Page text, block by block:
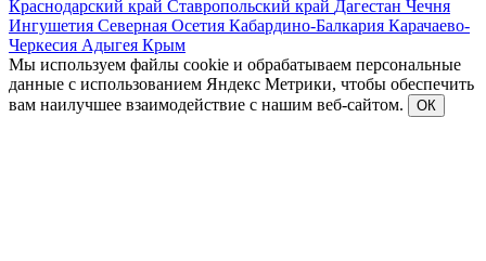
Краснодарский край Ставропольский край Дагестан Чечня
Ингушетия Северная Осетия Кабардино-Балкария Карачаево-
Черкесия Адыгея Крым
Мы используем файлы cookie и обрабатываем персональные
данные с использованием Яндекс Метрики, чтобы обеспечить
вам наилучшее взаимодействие с нашим веб-сайтом.
ОК